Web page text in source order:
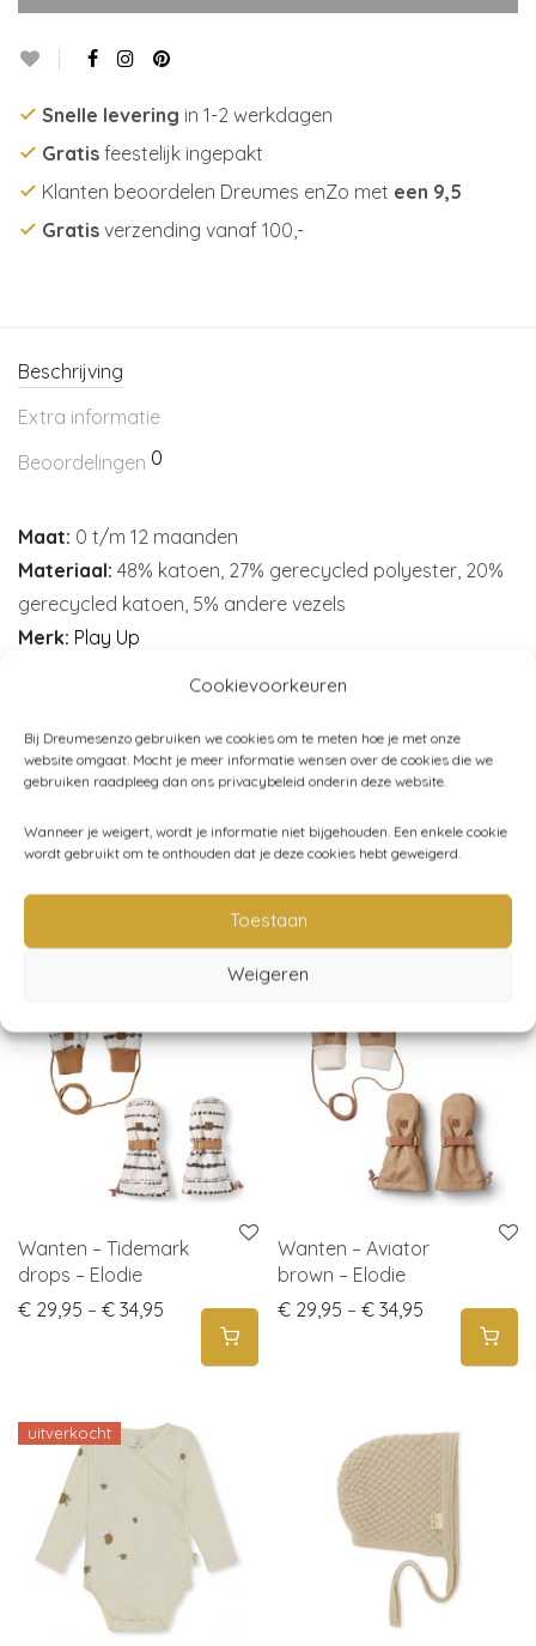
Cookievoorkeuren
Bij Dreumesenzo gebruiken we cookies om te meten hoe je met onze
website omgaat. Mocht je meer informatie wensen over de cookies die we
gebruiken raadpleeg dan ons privacybeleid onderin deze website.
Wanneer je weigert, wordt je informatie niet bijgehouden. Een enkele cookie
wordt gebruikt om te onthouden dat je deze cookies hebt geweigerd.
Toestaan
Weigeren
Snelle levering in 1-2 werkdagen
Gratis feestelijk ingepakt
Klanten beoordelen Dreumes enZo met een 9,5
Gratis verzending vanaf 100,-
Beschrijving
Extra informatie
Beoordelingen 0
Maat: 0 t/m 12 maanden
Materiaal: 48% katoen, 27% gerecycled polyester, 20%
gerecycled katoen, 5% andere vezels
Merk: Play Up
Artikelnummer:N/B
Categorieën:Baby, Baby (44-80) ,Broeken - leggings -
shorts,Kind (86-116),Kleding,Play Up
Gerelateerde producten
Wanten – Tidemark
drops – Elodie
€ 29,95 – € 34,95 Price range: € 29,95 through € 34,95
Wanten – Aviator
brown – Elodie
€ 29,95 – € 34,95 Price
uitverkocht